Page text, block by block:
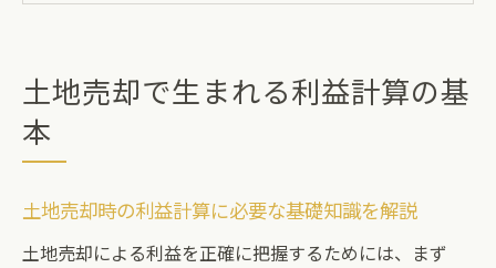
法
譲渡所得と税金の仕組みを分かりやすく解説
土地売却で発生する譲渡所得の基本構造
土地売却で生まれる利益計算の基
本
土地売却時の利益計算に必要な基礎知識を解説
土地売却による利益を正確に把握するためには、まず